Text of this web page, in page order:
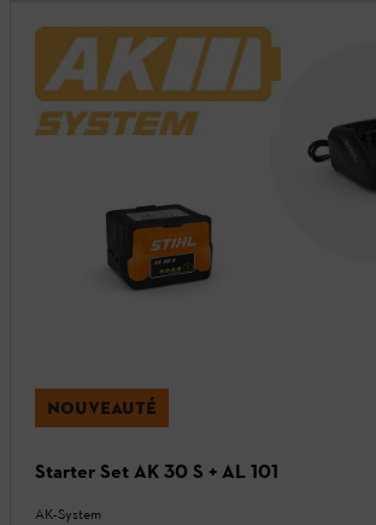
NOUVEAUTÉ
Starter Set AK 30 S + AL 101
AK-System